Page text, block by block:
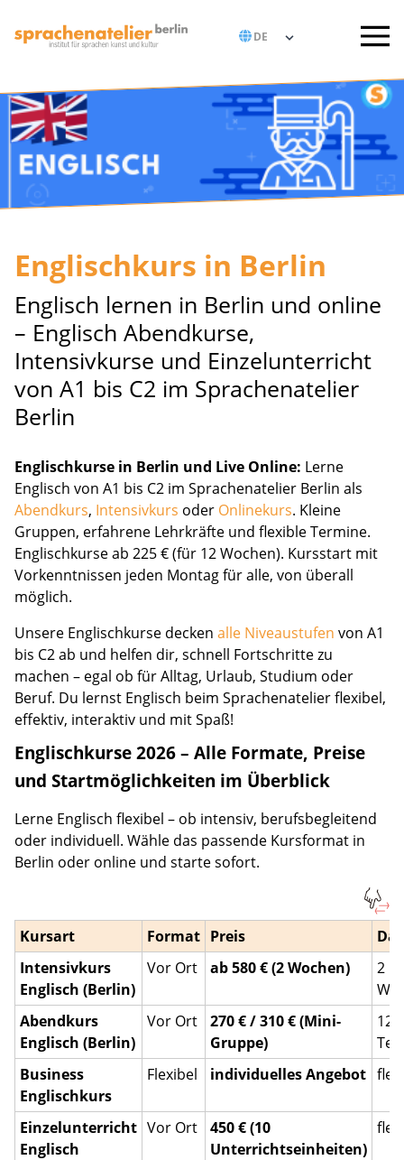
Englischkurs in Berlin
Englisch lernen in Berlin und online
– Englisch Abendkurse,
Intensivkurse und Einzelunterricht
von A1 bis C2 im Sprachenatelier
Berlin
Englischkurse in Berlin und Live Online: Lerne
Englisch von A1 bis C2 im Sprachenatelier Berlin als
Abendkurs, Intensivkurs oder Onlinekurs. Kleine
Gruppen, erfahrene Lehrkräfte und flexible Termine.
Englischkurse ab 225 € (für 12 Wochen). Kursstart mit
Vorkenntnissen jeden Montag für alle, von überall
möglich.
Unsere Englischkurse decken alle Niveaustufen von A1
bis C2 ab und helfen dir, schnell Fortschritte zu
machen – egal ob für Alltag, Urlaub, Studium oder
Beruf. Du lernst Englisch beim Sprachenatelier flexibel,
effektiv, interaktiv und mit Spaß!
Englischkurse 2026 – Alle Formate, Preise
und Startmöglichkeiten im Überblick
Lerne Englisch flexibel – ob intensiv, berufsbegleitend
oder individuell. Wähle das passende Kursformat in
Berlin oder online und starte sofort.
Kursart Format Preis
Intensivkurs
Englisch (Berlin)
Vor Ort ab 580 € (2 Wochen)
2
Abendkurs
Englisch (Berlin)
Vor Ort
270 € / 310 € (Mini-
Gruppe)
12
Business
Englischkurs
Flexibel individuelles Angebot
Einzelunterricht
Englisch
Vor Ort
450 € (10
Unterrichtseinheiten)